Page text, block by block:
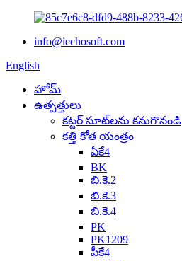
info@iechosoft.com
English
హోమ్
ఉత్పత్తులు
కట్టర్ సూట్‌లను కనుగొనండి
కత్తి కోత యంత్రం
ఏకే4
BK
బి.కె.2
బి.కె.3
బి.కె.4
PK
PK1209
పీకే4